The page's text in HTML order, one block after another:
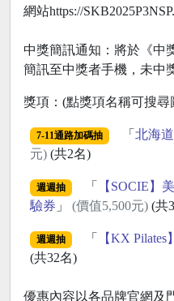
網站https://
中獎簡訊通知：將於《中
簡訊至中獎者手機，未中
獎項：(點獎項名稱可搜尋
7-11通路加碼抽 「 北海
元) (共2名)
週週抽 「
【SOCIE】
驗券 」 (價值5,500元) (共
週週抽 「 【KX
(共32名)
優惠內容以各品牌官網及